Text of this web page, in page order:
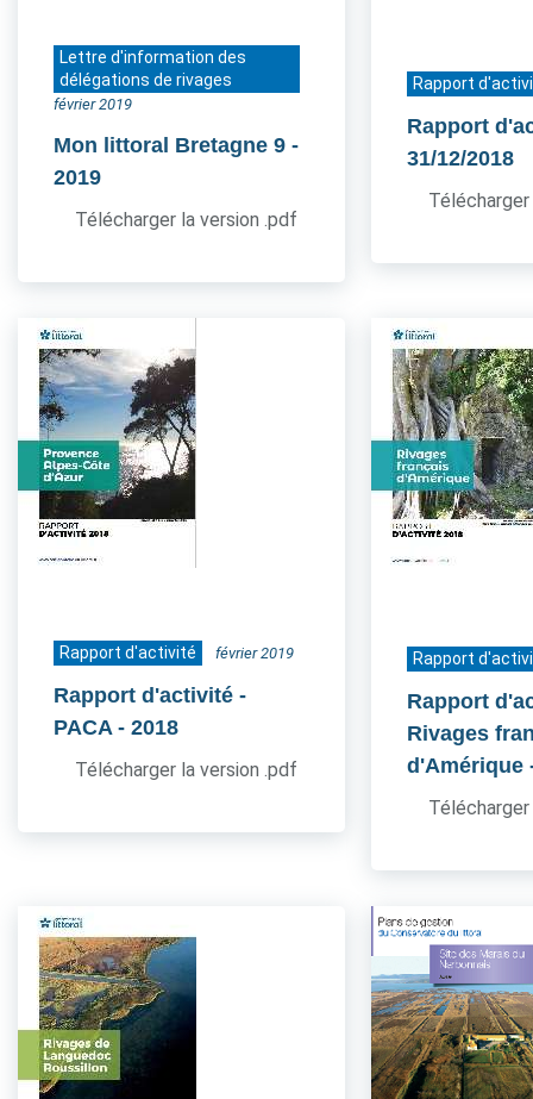
Lettre d'information des
délégations de rivages
février 2019
Mon littoral Bretagne 9 -
2019
Télécharger la version .pdf
Rapport
Rapport
31/12/2018
Rapport d'activité février 2019
Rapport d'activité -
PACA - 2018
Télécharger la version .pdf
Rapport
Rapport
Rivages
d'Amérique